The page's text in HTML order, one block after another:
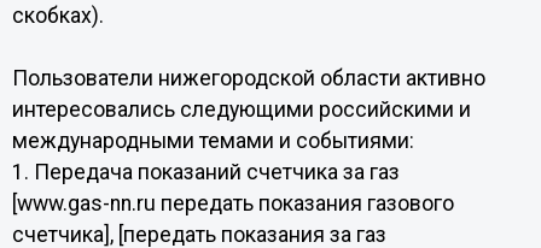
скобках).
Пользователи нижегородской области активно
интересовались следующими российскими и
международными темами и событиями:
1. Передача показаний счетчика за газ
[www.gas-nn.ru передать показания газового
счетчика], [передать показания за газ